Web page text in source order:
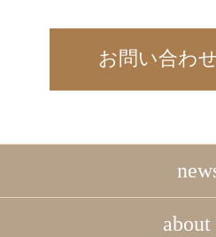
お問い合わ
about